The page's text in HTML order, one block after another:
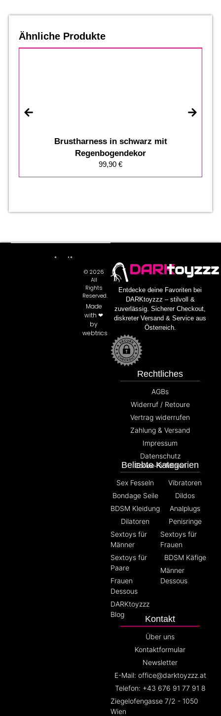
Ähnliche Produkte
Brustharness in schwarz mit
Regenbogendekor
99,90 €
DARKtoyzzz
Entdecke deine Favoriten bei
DARKtoyzzz – stilvoll &
zuverlässig. Sicherer Checkout,
diskreter Versand & Service aus
Österreich.
Beliebte Kategorien
Sex Fesseln
Bondage Seile
BDSM Kleidung
Dilatoren
Sextoys für
Männer
Sextoys für
Paare
Frauen
Dessous
DARKtoyzzz
Blog
Vibratoren
Dildos
Analplugs
Penisringe
Sextoys für
Frauen
BDSM Käfige
Männer
Dessous
Rechtliches
AGBs
Widerruf / Retoure
Vertrag widerrufen
Zahlung & Versand
Impressum
Datenschutz
Cookie-Richtlinien
Kontakt
Über uns
Kontaktformular
Newsletter
E-Mail: office@darktoyzzz.at
Telefon: +43 676 91 77 91 8
Ziegelofengasse 7/2 - 1050
Wien
© 2026
All
Rights
Reserved.
Made
with ❤
by
webtrics